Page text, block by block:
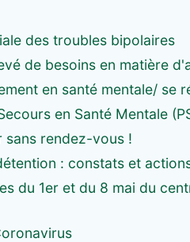
des troubles bipolaires
de besoins en matière
en santé mentale/ se
en Santé Mentale
sans rendez-vous !
: constats et
du 1er et du 8 mai du